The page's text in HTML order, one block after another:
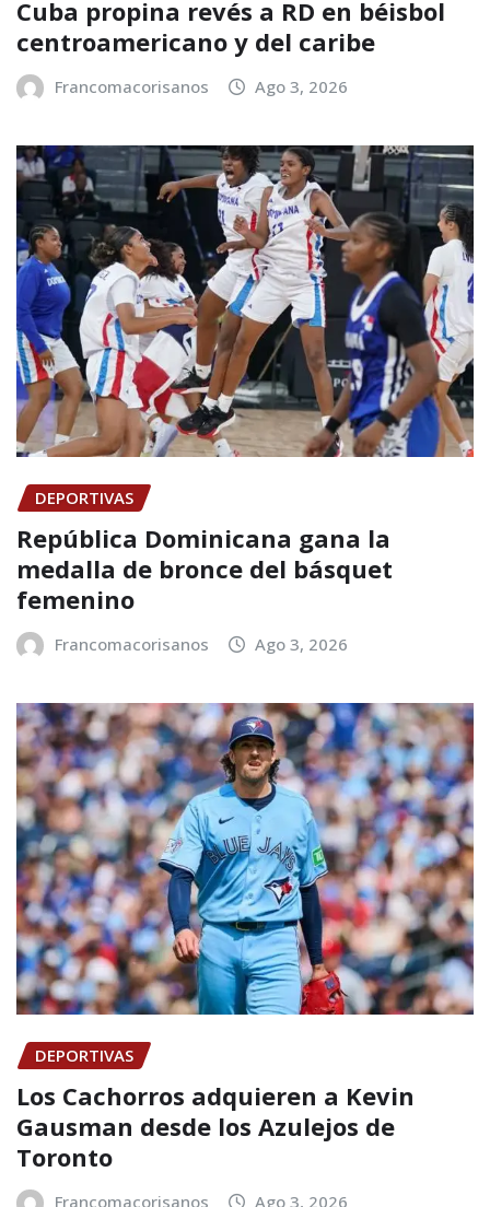
Cuba propina revés a RD en béisbol
centroamericano y del caribe
Francomacorisanos Ago 3, 2026
DEPORTIVAS
República Dominicana gana la
medalla de bronce del básquet
femenino
Francomacorisanos Ago 3, 2026
DEPORTIVAS
Los Cachorros adquieren a Kevin
Gausman desde los Azulejos de
Toronto
Francomacorisanos Ago 3, 2026